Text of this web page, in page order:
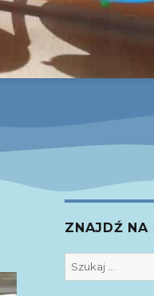
ZNAJDŹ NA
Szukaj: